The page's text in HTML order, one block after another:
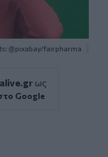
@pixabay/fairpharma
ως
Google